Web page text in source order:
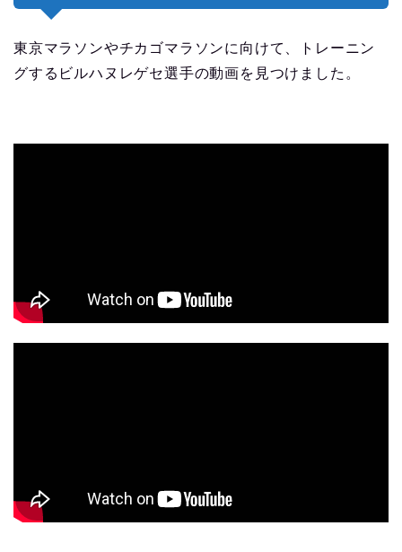
東京マラソンやチカゴマラソンに向けて、トレーニン
グするビルハヌレゲセ選手の動画を見つけました。